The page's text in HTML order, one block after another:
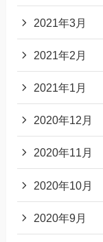
2021年3月
2021年2月
2021年1月
2020年12月
2020年11月
2020年10月
2020年9月